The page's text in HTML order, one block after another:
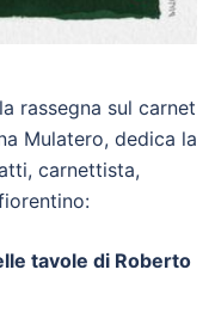
rassegna sul carnet
Mulatero, dedica la
carnettista,
tavole di Roberto